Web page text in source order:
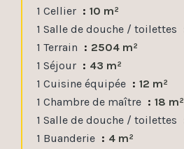
1 Cellier
10 m²
1 Salle de douche / toilettes
1 Terrain
2504 m²
1 Séjour
43 m²
1 Cuisine équipée
12 m²
1 Chambre de maître
18 m²
1 Salle de douche / toilettes
1 Buanderie
4 m²